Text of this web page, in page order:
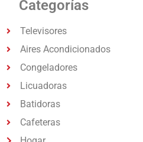
Categorías
Televisores
Aires Acondicionados
Congeladores
Licuadoras
Batidoras
Cafeteras